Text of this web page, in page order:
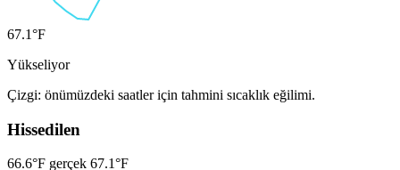
67.1°F
Yükseliyor
Çizgi: önümüzdeki saatler için tahmini sıcaklık eğilimi.
Hissedilen
66.6°F gerçek 67.1°F